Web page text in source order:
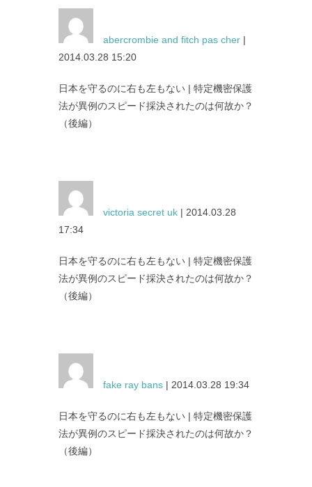
abercrombie and fitch pas cher |
2014.03.28 15:20
日本を守るのに右も左もない | 特定機密保護
法が異例のスピード採決されたのは何故か？
（後編）
victoria secret uk | 2014.03.28
17:34
日本を守るのに右も左もない | 特定機密保護
法が異例のスピード採決されたのは何故か？
（後編）
fake ray bans | 2014.03.28 19:34
日本を守るのに右も左もない | 特定機密保護
法が異例のスピード採決されたのは何故か？
（後編）